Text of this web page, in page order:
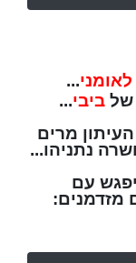
לאומני...
של ביבי...
מרים
נתניהו...
עם
מזדמנים: